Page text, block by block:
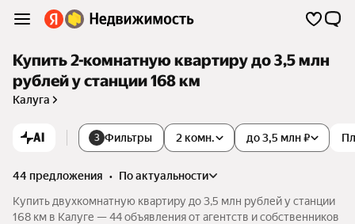
Купить 2-комнатную квартиру до 3,5 млн
рублей у станции 168 км
Калуга
AI 3 Фильтры 2 комн. до 3,5 млн ₽
44 предложения •
по актуальности
Купить двухкомнатную квартиру до 3,5 млн рублей у станции
168 км в Калуге — 44 объявления от агентств и собственников